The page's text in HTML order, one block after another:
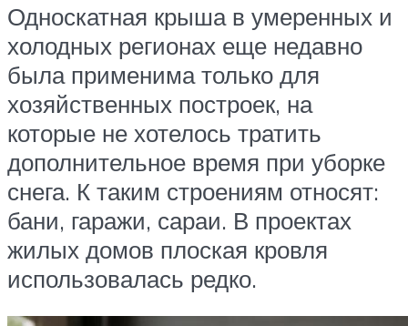
Односкатная крыша в умеренных и
холодных регионах еще недавно
была применима только для
хозяйственных построек, на
которые не хотелось тратить
дополнительное время при уборке
снега. К таким строениям относят:
бани, гаражи, сараи. В проектах
жилых домов плоская кровля
использовалась редко.